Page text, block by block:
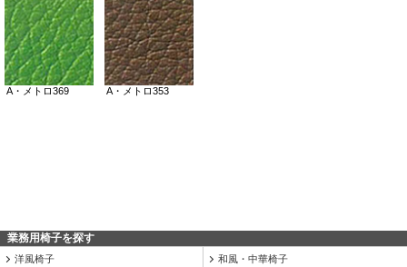
業務用椅子を探す
洋風椅子 和風・中華椅子